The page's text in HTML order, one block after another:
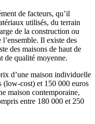
de facteurs, qu’il
utilisés, du terrain
de la construction ou
Il existe des
des maisons de haut de
de qualité moyenne.
d’une maison individuelle
(low-cost) et 150 000 euros
maison contemporaine,
entre 180 000 et 250